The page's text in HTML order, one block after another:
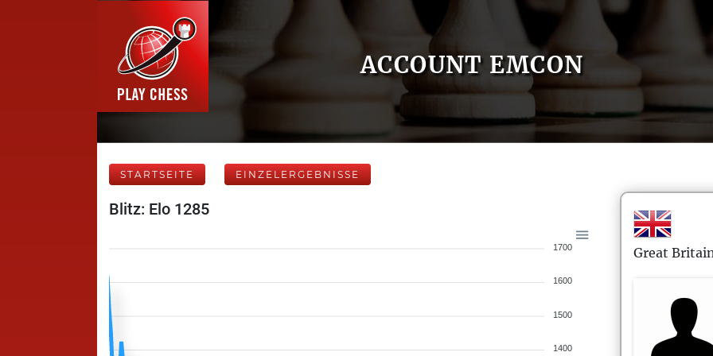
ACCOUNT EMCON
STARTSEITE EINZELERGEBNISSE
Blitz: Elo 1285
1700
1600
1500
1400
Great